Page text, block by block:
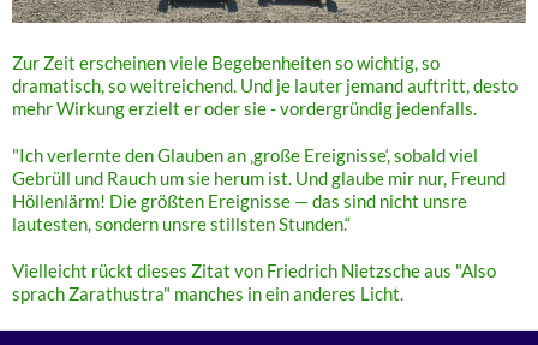
Zur Zeit erscheinen viele Begebenheiten so wichtig, so
dramatisch, so weitreichend. Und je lauter jemand auftritt, desto
mehr Wirkung erzielt er oder sie - vordergründig jedenfalls.
"Ich verlernte den Glauben an ‚große Ereignisse‘, sobald viel
Gebrüll und Rauch um sie herum ist. Und glaube mir nur, Freund
Höllenlärm! Die größten Ereignisse — das sind nicht unsre
lautesten, sondern unsre stillsten Stunden.“
Vielleicht rückt dieses Zitat von Friedrich Nietzsche aus "Also
sprach Zarathustra" manches in ein anderes Licht.